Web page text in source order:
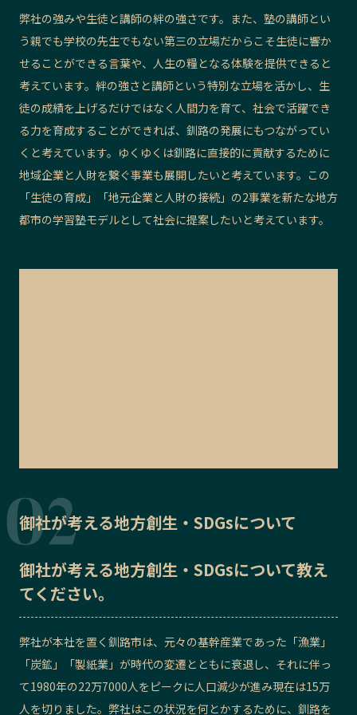
弊社の強みや生徒と講師の絆の強さです。また、塾の講師とい
う親でも学校の先生でもない第三の立場だからこそ生徒に響か
せることができる言葉や、人生の糧となる体験を提供できると
考えています。絆の強さと講師という特別な立場を活かし、生
徒の成績を上げるだけではなく人間力を育て、社会で活躍でき
る力を育成することができれば、釧路の発展にもつながってい
くと考えています。ゆくゆくは釧路に直接的に貢献するために
地域企業と人財を繋ぐ事業も展開したいと考えています。この
「生徒の育成」「地元企業と人財の接続」の2事業を新たな地方
都市の学習塾モデルとして社会に提案したいと考えています。
御社が考える地方創生・SDGsについて
御社が考える地方創生・SDGsについて教え
てください。
弊社が本社を置く釧路市は、元々の基幹産業であった「漁業」
「炭鉱」「製紙業」が時代の変遷とともに衰退し、それに伴っ
て1980年の22万7000人をピークに人口減少が進み現在は15万
人を切りました。弊社はこの状況を何とかするために、釧路を